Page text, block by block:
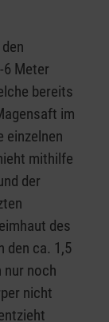
6 Meter
bereits
im
einzelnen
mithilfe
der
des
den ca. 1,5
nur noch
nicht